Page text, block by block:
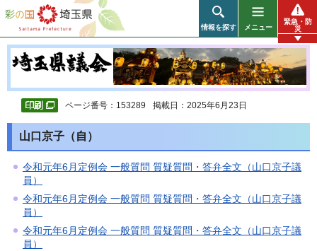
彩の国 埼玉県
情報を探す メニュー
緊急・防
災
ページ番号：153289 掲載日：2025年6月23日
山口京子（自）
令和元年6月定例会 一般質問 質疑質問・答弁全文（山口京子議
員）
令和元年6月定例会 一般質問 質疑質問・答弁全文（山口京子議
員）
令和元年6月定例会 一般質問 質疑質問・答弁全文（山口京子議
員）